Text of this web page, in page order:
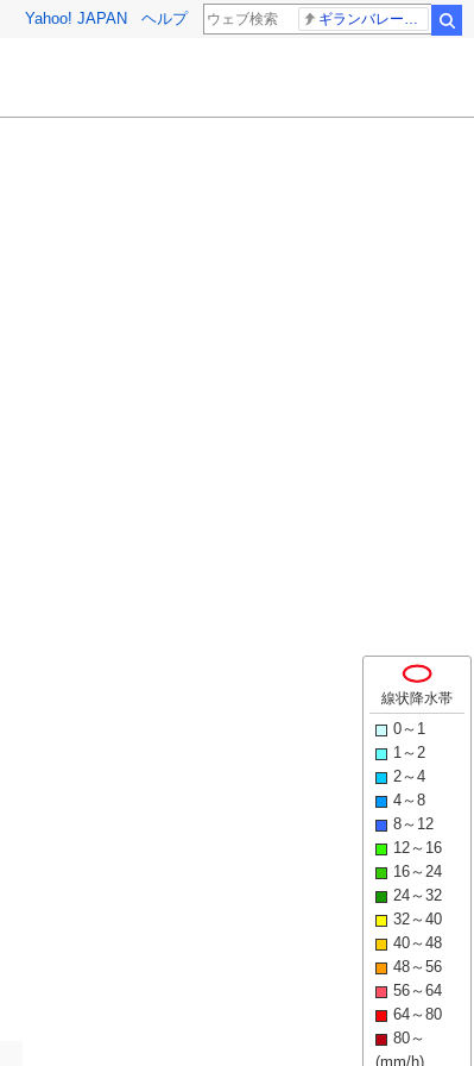
Yahoo! JAPAN ヘルプ ギランバレー症候群
線状降水帯
0～1
1～2
2～4
4～8
8～12
12～16
16～24
24～32
32～40
40～48
48～56
56～64
64～80
80～
(mm/h)